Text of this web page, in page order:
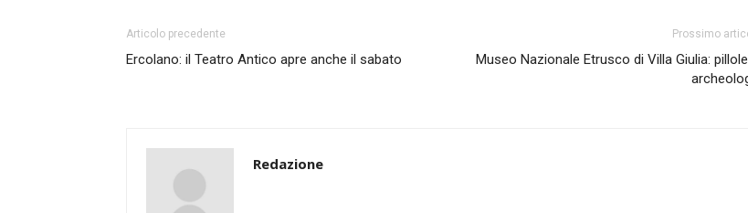
Articolo precedente
Ercolano: il Teatro Antico apre anche il sabato
Prossimo
Museo Nazionale Etrusco di Villa Giulia:
Redazione